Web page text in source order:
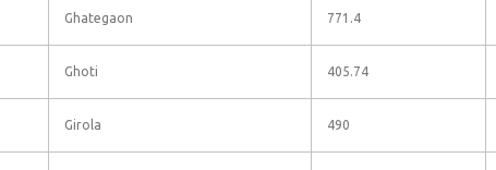
Ghategaon 771.4
Ghoti 405.74
Girola 490